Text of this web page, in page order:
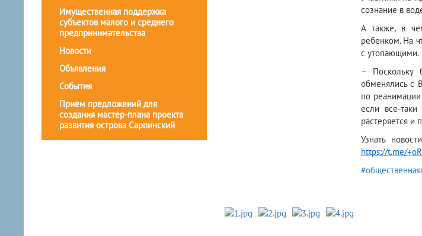
Имущественная поддержка
субъектов малого и среднего
предпринимательства
Новости
Объявления
События
Прием предложений для
создания мастер-плана проекта
развития острова Сарпинский
сознание в
А также, в
ребенком. На
с утопающими.
– Поскольку
обменялись с
по
если все-
растеряется и
Узнать
https://t.me/